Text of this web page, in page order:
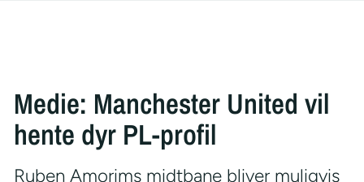
Medie: Manchester United vil
hente dyr PL-profil
Ruben Amorims midtbane bliver muligvis